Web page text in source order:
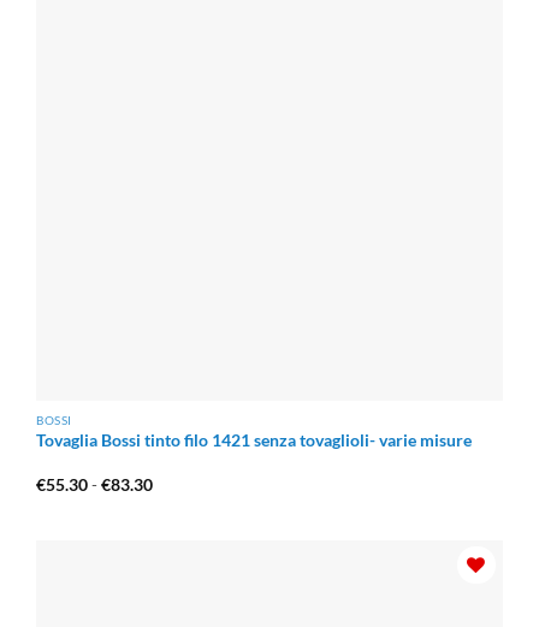
BOSSI
Tovaglia Bossi tinto filo 1421 senza tovaglioli- varie misure
€55.30-€83.30Fascia